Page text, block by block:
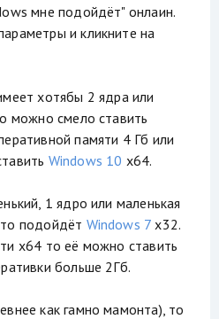
мне подойдёт" онлаин.
и кликните на
хотябы 2 ядра или
можно смело ставить
памяти 4 Гб или
Windows 10 x64.
1 ядро или маленькая
подойдёт Windows 7 x32.
x64 то её можно ставить
больше 2Гб.
как гамно мамонта), то